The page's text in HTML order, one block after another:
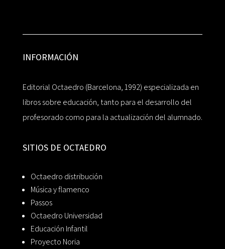
INFORMACIÓN
Editorial Octaedro (Barcelona, 1992) especializada en
libros sobre educación, tanto para el desarrollo del
profesorado como para la actualización del alumnado.
SITIOS DE OCTAEDRO
Octaedro distribución
Música y flamenco
Passos
Octaedro Universidad
Educación Infantil
Proyecto Noria